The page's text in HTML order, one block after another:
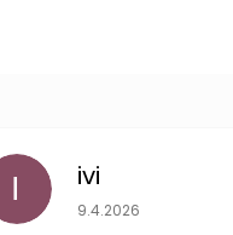
I ivi
Hodnotenie
9.4.2026